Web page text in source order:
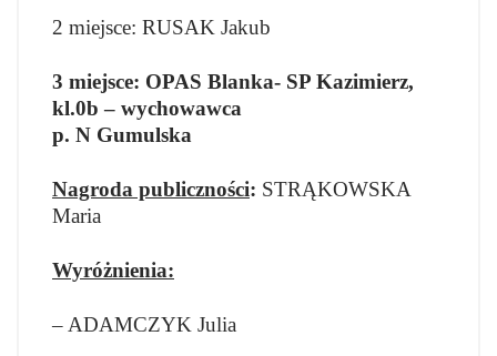
2 miejsce: RUSAK Jakub
3 miejsce: OPAS Blanka- SP Kazimierz,
kl.0b – wychowawca
p. N Gumulska
Nagroda publiczności: STRĄKOWSKA
Maria
Wyróżnienia:
– ADAMCZYK Julia